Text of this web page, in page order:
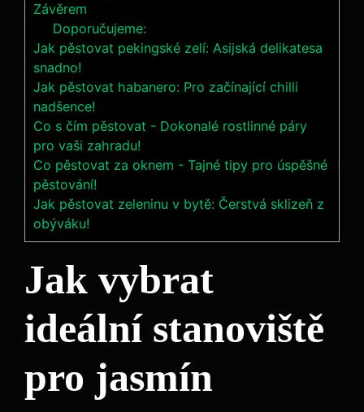
Závěrem
Doporučujeme:
Jak pěstovat pekingské zelí: Asijská delikatesa
snadno!
Jak pěstovat habanero: Pro začínající chilli
nadšence!
Co s čím pěstovat - Dokonalé rostlinné páry
pro vaši zahradu!
Co pěstovat za oknem - Tajné tipy pro úspěšné
pěstování!
Jak pěstovat zeleninu v bytě: Čerstvá sklizeň z
obýváku!
Jak vybrat
ideální stanoviště
pro jasmín